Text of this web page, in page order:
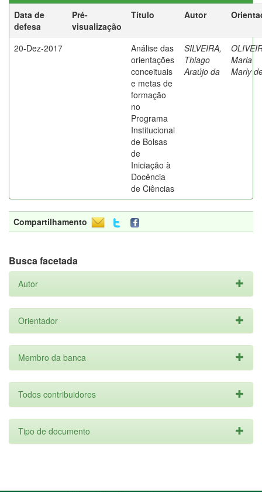
Data de
defesa
Pré-
visualização
Título Autor
20-Dez-2017
Análise das
orientações
conceituais
e metas de
formação
no
Programa
Institucional
de Bolsas
de
Iniciação à
Docência
de Ciências
SILVEIRA,
Thiago
Araújo da
Maria
Marly
Compartilhamento
Busca facetada
Autor
Orientador
Membro da banca
Todos contribuidores
Tipo de documento